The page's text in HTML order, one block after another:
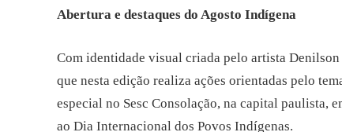
Abertura e destaques do Agosto Indígena
Com identidade visual criada pelo artista
que nesta edição realiza ações orientadas pelo
especial no Sesc Consolação, na capital paulista,
ao Dia Internacional dos Povos Indígenas.